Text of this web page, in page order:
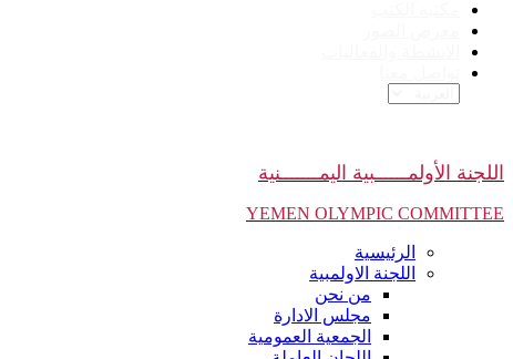
اللجنة الأولمــــــبية اليمـــــــنية
YEMEN OLYMPIC COMMITTEE
الرئيسية
اللجنة الاولمبية
من نحن
مجلس الادارة
الجمعية العمومية